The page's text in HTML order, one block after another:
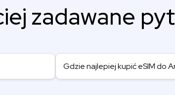
zadawane
Gdzie najlepiej kupić eSIM do